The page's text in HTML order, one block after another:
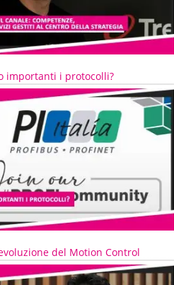
importanti i protocolli?
del Motion Control